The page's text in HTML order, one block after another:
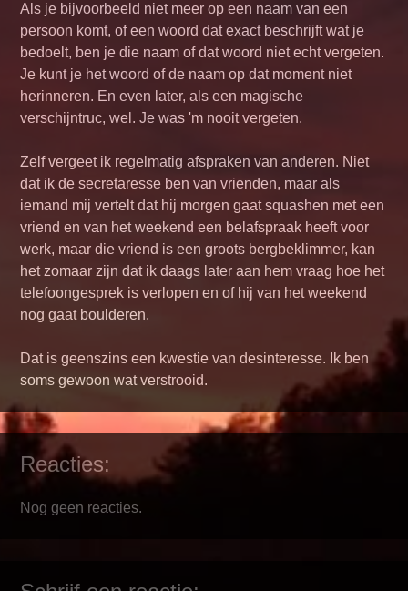
Als je bijvoorbeeld niet meer op een naam van een
persoon komt, of een woord dat exact beschrijft wat je
bedoelt, ben je die naam of dat woord niet echt vergeten.
Je kunt je het woord of de naam op dat moment niet
herinneren. En even later, als een magische
verschijntruc, wel. Je was 'm nooit vergeten.
Zelf vergeet ik regelmatig afspraken van anderen. Niet
dat ik de secretaresse ben van vrienden, maar als
iemand mij vertelt dat hij morgen gaat squashen met een
vriend en van het weekend een belafspraak heeft voor
werk, maar die vriend is een groots bergbeklimmer, kan
het zomaar zijn dat ik daags later aan hem vraag hoe het
telefoongesprek is verlopen en of hij van het weekend
nog gaat boulderen.
Dat is geenszins een kwestie van desinteresse. Ik ben
soms gewoon wat verstrooid.
Reacties:
Nog geen reacties.